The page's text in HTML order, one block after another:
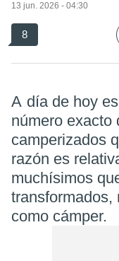
13 jun. 2026 - 04:30
8
A día de hoy es muy difícil saber el
número exacto
camperizados
razón es
muchísimos
transformados,
como cámper.